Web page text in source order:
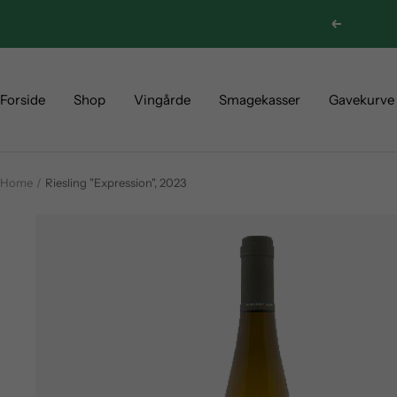
Previous
Forside Shop Vingårde Smagekasser Gavekurve
Home Riesling "Expression", 2023